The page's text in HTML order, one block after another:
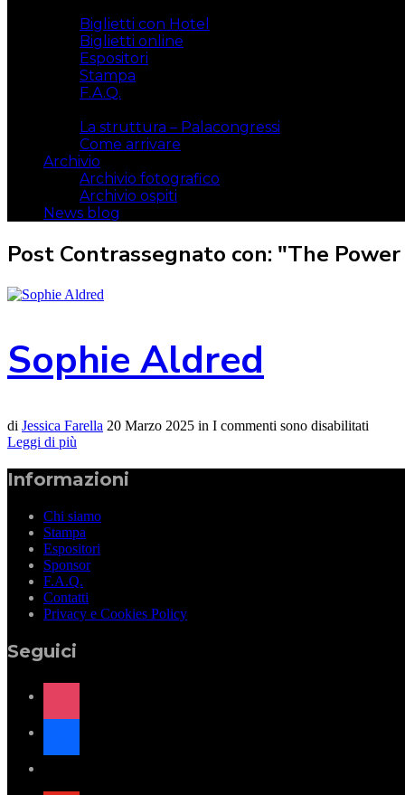
Biglietti con Hotel
Biglietti online
Espositori
Stampa
F.A.Q.
La struttura – Palacongressi
Come arrivare
Archivio
Archivio fotografico
Archivio ospiti
News blog
Post Contrassegnato con: "The
Sophie Aldred
di Jessica Farella 20 Marzo 2025 in I commenti sono disabilitati
Leggi di più
Informazioni
Chi siamo
Stampa
Espositori
Sponsor
F.A.Q.
Contatti
Privacy e Cookies Policy
Seguici
instagram
facebook
x